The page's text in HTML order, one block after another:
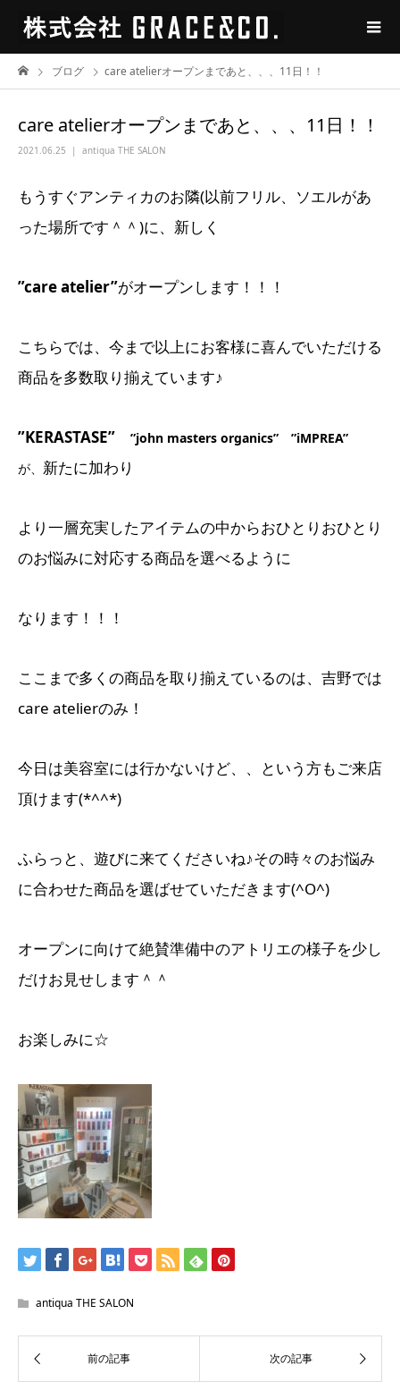
ブログ care atelierオープンまであと、、、11日！！
care atelierオープンまであと、、、11日！！
2021.06.25 antiqua THE SALON
もうすぐアンティカのお隣(以前フリル、ソエルがあ
った場所です＾＾)に、新しく
”care atelier”がオープンします！！！
こちらでは、今まで以上にお客様に喜んでいただける
商品を多数取り揃えています♪
”KERASTASE” ”john masters organics” ”iMPREA”
が、 新たに加わり
より一層充実したアイテムの中からおひとりおひとり
のお悩みに対応する商品を選べるように
なります！！！
ここまで多くの商品を取り揃えているのは、吉野では
care atelierのみ！
今日は美容室には行かないけど、、という方もご来店
頂けます(*^^*)
ふらっと、遊びに来てくださいね♪その時々のお悩み
に合わせた商品を選ばせていただきます(^O^)
オープンに向けて絶賛準備中のアトリエの様子を少し
だけお見せします＾＾
お楽しみに☆
antiqua THE SALON